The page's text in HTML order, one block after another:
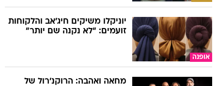
אופנה
יוניקלו משיקים חיג'אב והלקוחות
זועמים: "לא נקנה שם יותר"
מחאה ואהבה: הרוקנ'רול של